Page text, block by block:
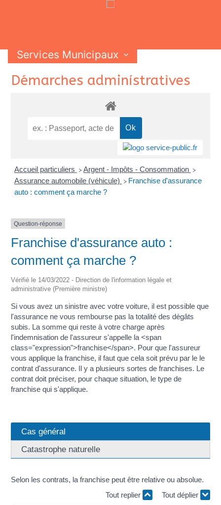
Services Municipaux
Vie Municipale
Vie Pratique
Contactez-nous
SkipDémarches administratives
Accueil particuliers > Argent - Impôts - Consommation >
Assurance automobile (véhicule) > Franchise d'assurance
auto : comment ça marche ?
Question-réponse
Franchise d'assurance auto :
comment ça marche ?
Vérifié le 14/03/2022 - Direction de l'information légale et
administrative (Première ministre)
Si vous avez un sinistre avec votre voiture, il est possible que
l'assurance ne vous rembourse pas la totalité des dégâts
subis. La somme qui reste à votre charge après
l'indemnisation de l'assureur s'appelle la <span
class="expression">franchise</span>. Pour que l'assureur
vous applique la franchise, il faut que cela soit prévu par le le
contrat d'assurance. Il y a plusieurs sortes de franchises. Le
contrat doit préciser, pour chaque situation, le type de
franchise qui s'applique.
Cas général
Catastrophe naturelle
Selon les contrats, la franchise peut être relative ou absolue.
Tout replier
Tout déplier